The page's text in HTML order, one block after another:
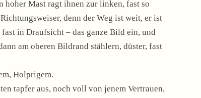
hoher Mast ragt ihnen zur linken, fast so
denn der Weg ist weit, er ist
in Draufsicht – das ganze Bild ein, und
am oberen Bildrand stählern, düster, fast
Holprigem.
tapfer aus, noch voll von jenem Vertrauen,